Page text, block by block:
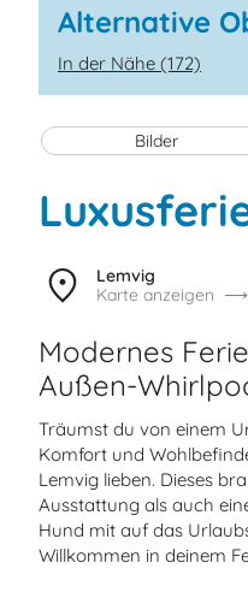
Alternative
In der Nähe (172)
Bilder
Lemvig
Karte anzeigen
Modernes
Außen-
Träumst du von einem
Komfort und
Lemvig lieben. Dieses
Ausstattung als auch
Hund mit auf das
Willkommen in deinem